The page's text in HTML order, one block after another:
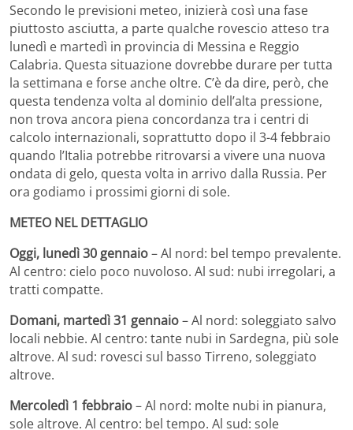
Secondo le previsioni meteo, inizierà così una fase
piuttosto asciutta, a parte qualche rovescio atteso tra
lunedì e martedì in provincia di Messina e Reggio
Calabria. Questa situazione dovrebbe durare per tutta
la settimana e forse anche oltre. C’è da dire, però, che
questa tendenza volta al dominio dell’alta pressione,
non trova ancora piena concordanza tra i centri di
calcolo internazionali, soprattutto dopo il 3-4 febbraio
quando l’Italia potrebbe ritrovarsi a vivere una nuova
ondata di gelo, questa volta in arrivo dalla Russia. Per
ora godiamo i prossimi giorni di sole.
METEO NEL DETTAGLIO
Oggi, lunedì 30 gennaio– Al nord: bel tempo prevalente.
Al centro: cielo poco nuvoloso. Al sud: nubi irregolari, a
tratti compatte.
Domani, martedì 31 gennaio– Al nord: soleggiato salvo
locali nebbie. Al centro: tante nubi in Sardegna, più sole
altrove. Al sud: rovesci sul basso Tirreno, soleggiato
altrove.
Mercoledì 1 febbraio– Al nord: molte nubi in pianura,
sole altrove. Al centro: bel tempo. Al sud: sole